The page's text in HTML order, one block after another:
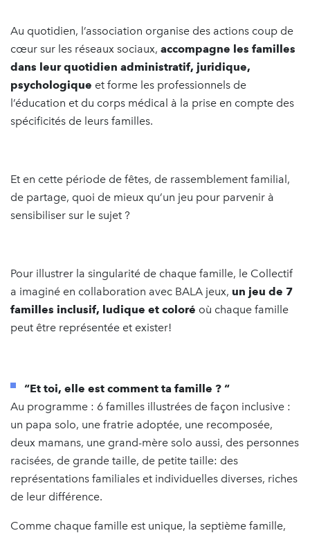
Au quotidien, l’association organise des actions coup de
cœur sur les réseaux sociaux, accompagne les familles
dans leur quotidien administratif, juridique,
psychologique et forme les professionnels de
l’éducation et du corps médical à la prise en compte des
spécificités de leurs familles.
Et en cette période de fêtes, de rassemblement familial,
de partage, quoi de mieux qu’un jeu pour parvenir à
sensibiliser sur le sujet ?
Pour illustrer la singularité de chaque famille, le Collectif
a imaginé en collaboration avec BALA jeux, un jeu de 7
familles inclusif, ludique et coloré où chaque famille
peut être représentée et exister!
“Et toi, elle est comment ta famille ? “
Au programme : 6 familles illustrées de façon inclusive :
un papa solo, une fratrie adoptée, une recomposée,
deux mamans, une grand-mère solo aussi, des personnes
racisées, de grande taille, de petite taille: des
représentations familiales et individuelles diverses, riches
de leur différence.
Comme chaque famille est unique, la septième famille,